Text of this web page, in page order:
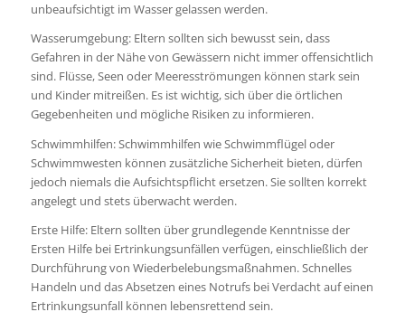
unbeaufsichtigt im Wasser gelassen werden.
Wasserumgebung: Eltern sollten sich bewusst sein, dass
Gefahren in der Nähe von Gewässern nicht immer offensichtlich
sind. Flüsse, Seen oder Meeresströmungen können stark sein
und Kinder mitreißen. Es ist wichtig, sich über die örtlichen
Gegebenheiten und mögliche Risiken zu informieren.
Schwimmhilfen: Schwimmhilfen wie Schwimmflügel oder
Schwimmwesten können zusätzliche Sicherheit bieten, dürfen
jedoch niemals die Aufsichtspflicht ersetzen. Sie sollten korrekt
angelegt und stets überwacht werden.
Erste Hilfe: Eltern sollten über grundlegende Kenntnisse der
Ersten Hilfe bei Ertrinkungsunfällen verfügen, einschließlich der
Durchführung von Wiederbelebungsmaßnahmen. Schnelles
Handeln und das Absetzen eines Notrufs bei Verdacht auf einen
Ertrinkungsunfall können lebensrettend sein.